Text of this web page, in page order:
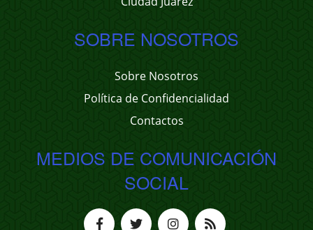
SOBRE NOSOTROS
Sobre Nosotros
Política de Confidencialidad
Contactos
MEDIOS DE COMUNICACIÓN
SOCIAL